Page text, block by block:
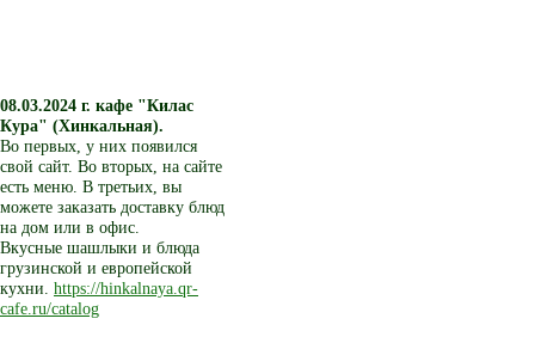
08.03.2024 г. кафе "Килас
Кура" (Хинкальная).
Во первых, у них появился
свой сайт. Во вторых, на сайте
есть меню. В третьих, вы
можете заказать доставку блюд
на дом или в офис.
Вкусные шашлыки и блюда
грузинской и европейской
кухни. https://hinkalnaya.qr-
cafe.ru/catalog